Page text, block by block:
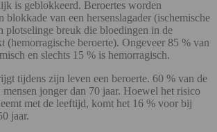
is geblokkeerd. Beroertes worden
blokkade van een hersenslagader (ischemische
plotselinge breuk die bloedingen in de
(hemorragische beroerte). Ongeveer 85 % van
en slechts 15 % is hemorragisch.
tijdens zijn leven een beroerte. 60 % van de
mensen jonger dan 70 jaar. Hoewel het risico
met de leeftijd, komt het 16 % voor bij
jaar.